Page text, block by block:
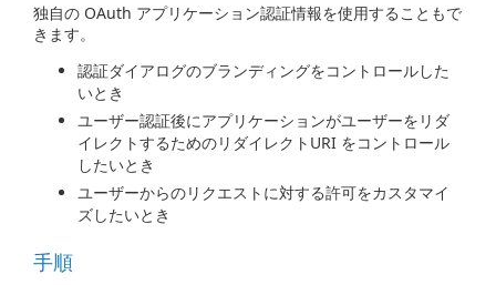
独自の OAuth アプリケーション認証情報を使用することもで
きます。
認証ダイアログのブランディングをコントロールした
いとき
ユーザー認証後にアプリケーションがユーザーをリダ
イレクトするためのリダイレクトURI をコントロール
したいとき
ユーザーからのリクエストに対する許可をカスタマイ
ズしたいとき
手順